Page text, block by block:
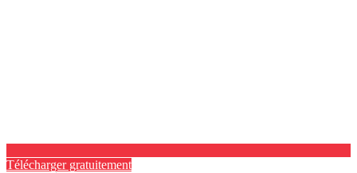
Télécharger gratuitement